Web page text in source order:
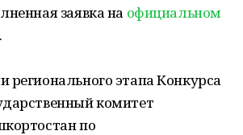
заявка на официальном
.
регионального этапа Конкурса
комитет
по